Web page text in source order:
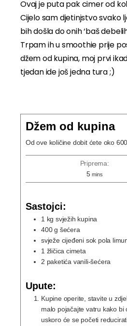
Ovaj je puta pak cimer od
Cijelo sam djetinjstvo
bih došla do onih ‘baš
Trpam ih u smoothie prije
džem od kupina, moj prvi
tjedan ide još jedna tura ;)
Džem od kupina
Od ove količine dobit ćete oko
Priprema:
5 mins
Sastojci:
1 kg svježih kupina
400 g šećera
svježe cijeđeni sok pola
1 žličica cimeta
2 paketića vanili-šećera
Upute:
Kupine operite, stavite u
malo pojačajte vatru kako
uskoro će se početi